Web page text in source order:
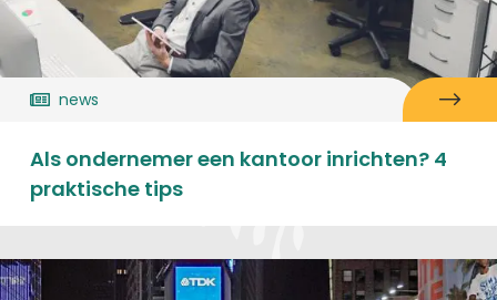
news
Als ondernemer een kantoor inrichten? 4
praktische tips